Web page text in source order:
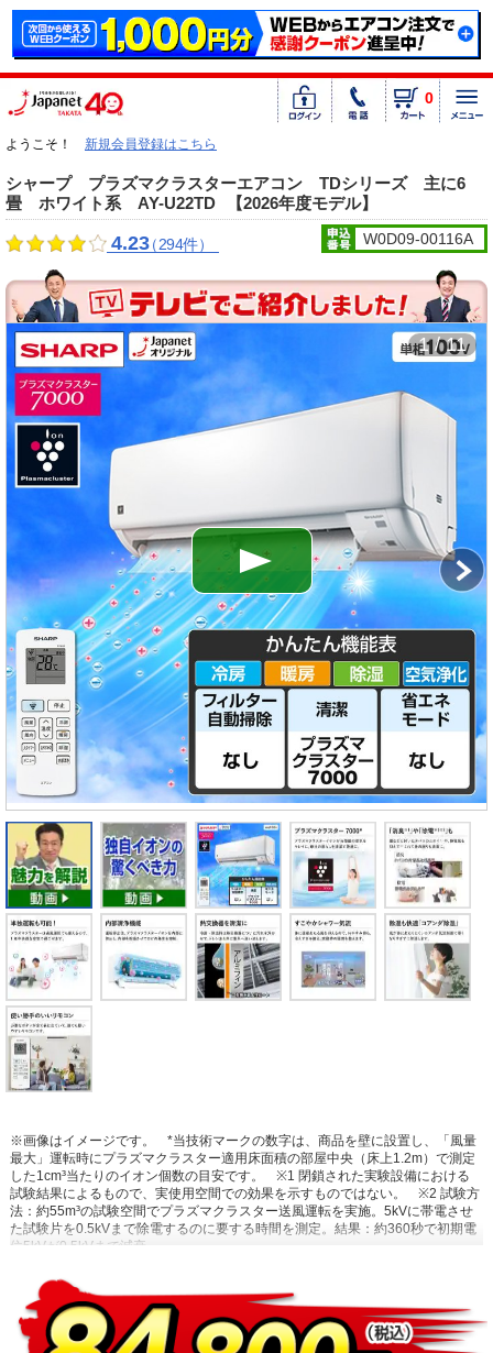
0
ようこそ！ 新規会員登録はこちら
シャープ プラズマクラスターエアコン TDシリーズ 主に6
畳 ホワイト系 AY-U22TD
【2026年度モデル】
4.23（294件） W0D09-00116A
1 / 11
※画像はイメージです。
*当技術マークの数字は、商品を壁に設置し、「風量
最大」運転時にプラズマクラスター適用床面積の部屋中央（床上1.2m）で測定
した1cm³当たりのイオン個数の目安です。
※1 閉鎖された実験設備における
試験結果によるもので、実使用空間での効果を示すものではない。
※2 試験方
法：約55m³の試験空間でプラズマクラスター送風運転を実施。5kVに帯電させ
た試験片を0.5kVまで除電するのに要する時間を測定。結果：約360秒で初期電
位5kVが0.5kVまで減衰。